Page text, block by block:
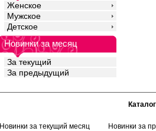
Женское
Мужское
Детское
Новинки за месяц
За текущий
За предыдущий
Каталог
Новинки за текущий месяц Новинки за